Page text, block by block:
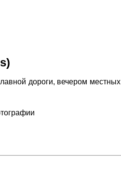
дороги, вечером местных